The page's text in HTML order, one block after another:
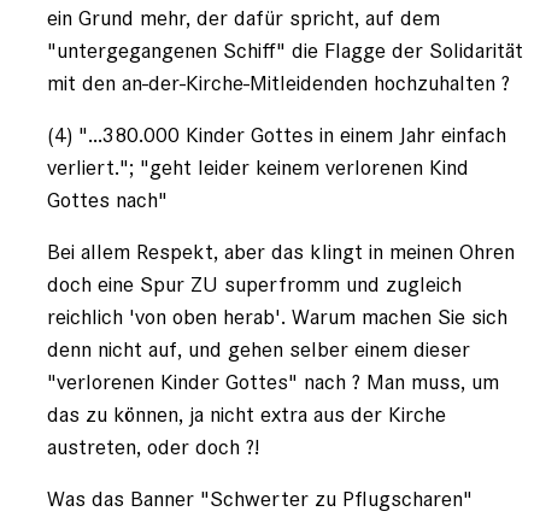
ein Grund mehr, der dafür spricht, auf dem
"untergegangenen Schiff" die Flagge der Solidarität
mit den an-der-Kirche-Mitleidenden hochzuhalten ?
(4) "...380.000 Kinder Gottes in einem Jahr einfach
verliert."; "geht leider keinem verlorenen Kind
Gottes nach"
Bei allem Respekt, aber das klingt in meinen Ohren
doch eine Spur ZU superfromm und zugleich
reichlich 'von oben herab'. Warum machen Sie sich
denn nicht auf, und gehen selber einem dieser
"verlorenen Kinder Gottes" nach ? Man muss, um
das zu können, ja nicht extra aus der Kirche
austreten, oder doch ?!
Was das Banner "Schwerter zu Pflugscharen"